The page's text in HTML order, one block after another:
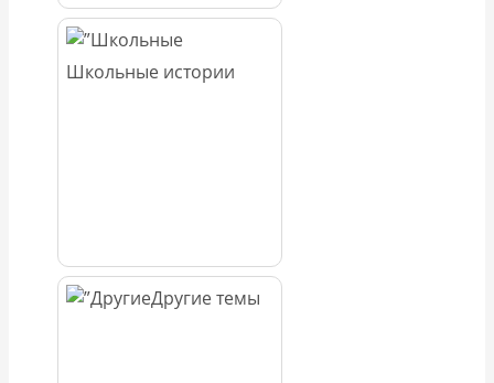
Школьные истории
Другие темы